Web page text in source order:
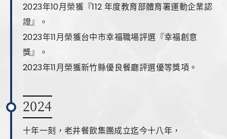
2023年10月榮獲『112 年度教育部體育署運動企業認
證』。
2023年11月榮獲台中市幸福職場評選『幸福創意
獎』。
2023年11月榮獲新竹縣優良餐廳評選優等獎項。
2024
十年一刻，老井餐飲集團成立迄今十八年，